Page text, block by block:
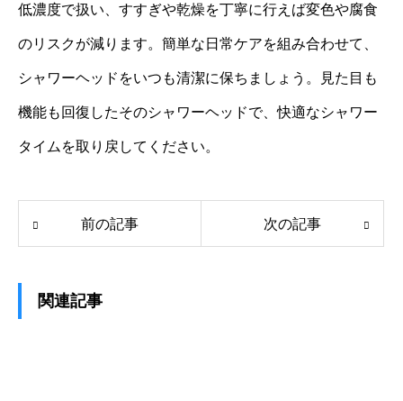
低濃度で扱い、すすぎや乾燥を丁寧に行えば変色や腐食
のリスクが減ります。簡単な日常ケアを組み合わせて、
シャワーヘッドをいつも清潔に保ちましょう。見た目も
機能も回復したそのシャワーヘッドで、快適なシャワー
タイムを取り戻してください。
前の記事 次の記事
関連記事